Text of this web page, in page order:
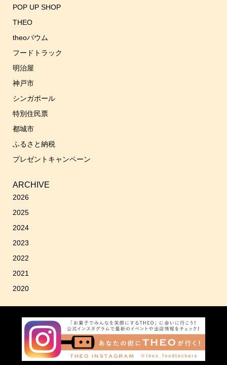
POP UP SHOP
THEO
theoバウム
フードトラック
明治屋
神戸市
シンガポール
特別住民票
都城市
ふるさと納税
プレゼントキャンペーン
ARCHIVE
2026
2025
2024
2023
2022
2021
2020